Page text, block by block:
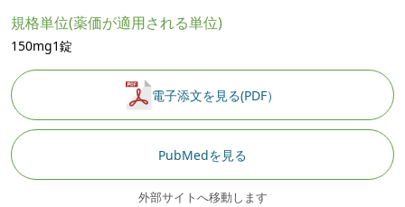
規格単位(薬価が適用される単位)
150mg1錠
電子添文を見る(PDF）
PubMedを見る
外部サイトへ移動します